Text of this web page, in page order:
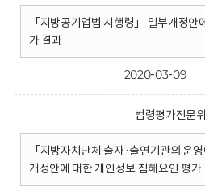
「지방공기업법 시행령」 일부개정안
가 결과
2020-03-09
법령평가전문
「지방자치단체 출자·출연기관의 운
개정안에 대한 개인정보 침해요인 평가